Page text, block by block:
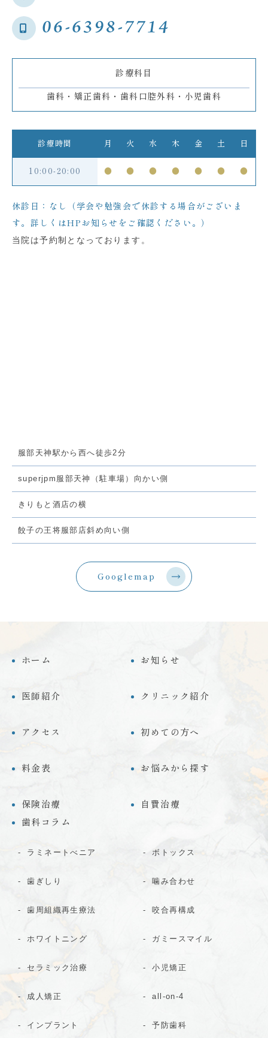
06-6398-7714
診療科目
歯科・矯正歯科・歯科口腔外科・小児歯科
診療時間 月 火 水 木 金 土 日
10:00-20:00 ● ● ● ● ● ● ●
休診日：なし（学会や勉強会で休診する場合がございま
す。詳しくはHPお知らせをご確認ください。）
当院は予約制となっております。
服部天神駅から西へ徒歩2分
superjpm服部天神（駐車場）向かい側
きりもと酒店の横
餃子の王将服部店斜め向い側
Googlemap
ホーム お知らせ
医師紹介 クリニック紹介
アクセス 初めての方へ
料金表 お悩みから探す
保険治療
自費治療
歯科コラム
ラミネートべニア ボトックス
歯ぎしり 噛み合わせ
歯周組織再生療法 咬合再構成
ホワイトニング ガミースマイル
セラミック治療 小児矯正
成人矯正 all-on-4
インプラント 予防歯科